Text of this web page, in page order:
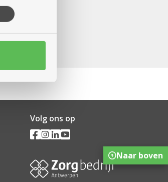
Volg ons op
Naar boven